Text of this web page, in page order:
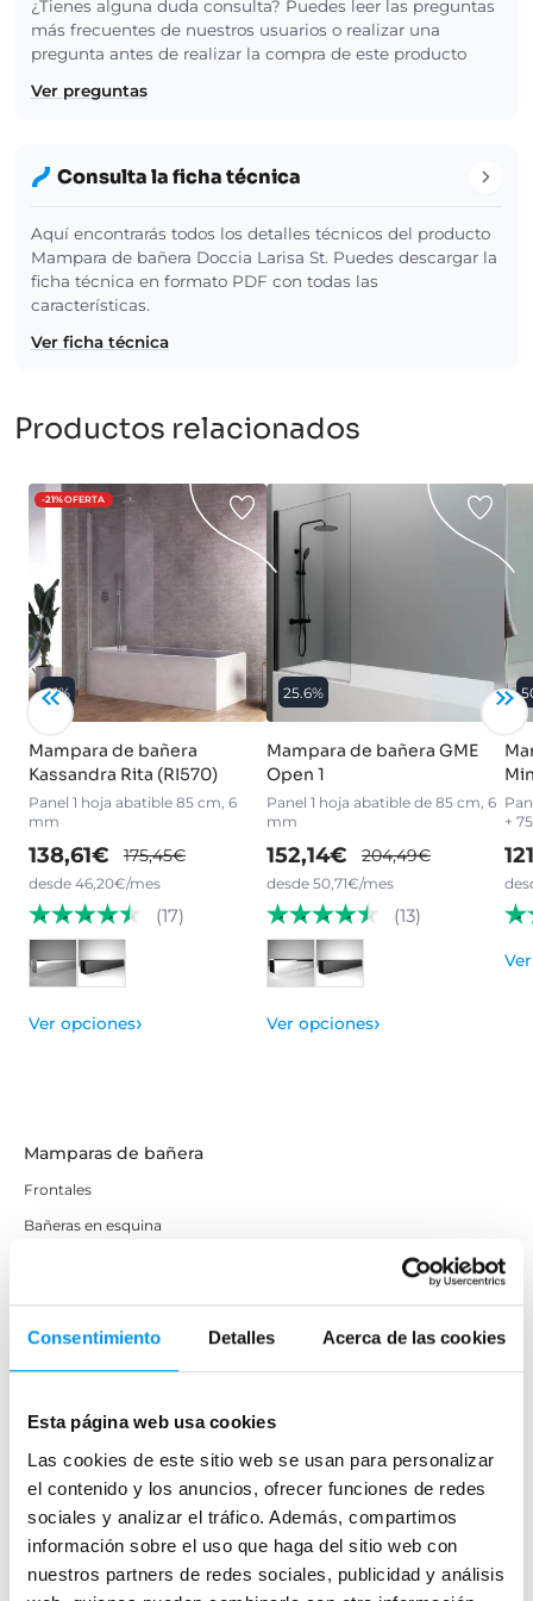
Consentimiento Detalles Acerca de las cookies
Esta página web usa cookies
Las cookies de este sitio web se usan para personalizar
el contenido y los anuncios, ofrecer funciones de redes
sociales y analizar el tráfico. Además, compartimos
información sobre el uso que haga del sitio web con
nuestros partners de redes sociales, publicidad y análisis
¿Tienes alguna duda consulta? Puedes leer las preguntas
más frecuentes de nuestros usuarios o realizar una
pregunta antes de realizar la compra de este producto
Ver preguntas
Consulta la ficha técnica
Aquí encontrarás todos los detalles técnicos del producto
Mampara de bañera Doccia Larisa St. Puedes descargar la
ficha técnica en formato PDF con todas las
características.
Ver ficha técnica
Productos relacionados
-21%OFERTA
21%
Mampara de bañera
Kassandra Rita (RI570)
Panel 1 hoja abatible 85 cm, 6
mm
138,61€ 175,45€
desde 46,20€/mes
(17)
Ver opciones›
25.6%
Mampara de bañera GME
Open 1
Panel 1 hoja abatible de 85 cm, 6
mm
152,14€ 204,49€
desde 50,71€/mes
(13)
Ver opciones›
+
Mamparas de bañera
Frontales
Bañeras en esquina
Mamparas de bañera correderas
Mamparas de bañera sin perfilería
Mamparas de ducha
Frontales
Mamparas cuadradas
Mamparas rectangulares